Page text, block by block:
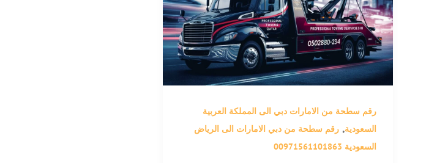
رقم سطحة من الامارات دبي الى المملكة العربية
السعودية, رقم سطحة من دبي الامارات الى الرياض
السعودية 00971561101863